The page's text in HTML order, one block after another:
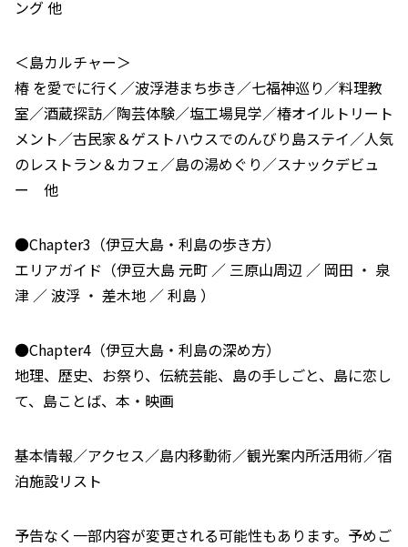
ング 他
＜島カルチャー＞
椿 を愛でに行く／波浮港まち歩き／七福神巡り／料理教
室／酒蔵探訪／陶芸体験／塩工場見学／椿オイルトリート
メント／古民家＆ゲストハウスでのんびり島ステイ／人気
のレストラン＆カフェ／島の湯めぐり／スナックデビュ
ー 他
●Chapter3（伊豆大島・利島の歩き方）
エリアガイド（伊豆大島 元町 ／ 三原山周辺 ／ 岡田 ・ 泉
津 ／ 波浮 ・ 差木地 ／ 利島 ）
●Chapter4（伊豆大島・利島の深め方）
地理、歴史、お祭り、伝統芸能、島の手しごと、島に恋し
て、島ことば、本・映画
基本情報／アクセス／島内移動術／観光案内所活用術／宿
泊施設リスト
予告なく一部内容が変更される可能性もあります。予めご